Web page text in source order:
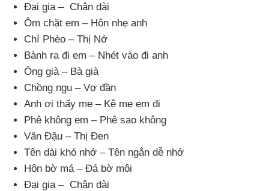
Đại gia – Chân dài
Ôm chặt em – Hôn nhẹ anh
Chí Phèo – Thị Nở
Bành ra đi em – Nhét vào đi anh
Ông già – Bà già
Chồng ngu – Vợ đần
Anh ơi thấy mẹ – Kệ mẹ em đi
Phê không em – Phê sao không
Văn Đậu – Thị Đen
Tên dài khó nhớ – Tên ngắn dễ nhớ
Hôn bờ má – Đá bờ môi
Đại gia – Chân dài